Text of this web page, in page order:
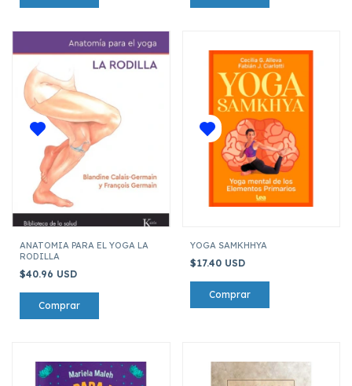
ANATOMIA PARA EL YOGA LA
RODILLA
$40.96 USD
YOGA SAMKHHYA
$17.40 USD